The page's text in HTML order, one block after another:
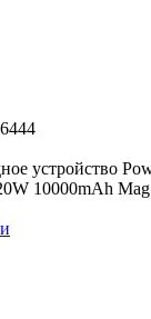
устройство
10000mAh